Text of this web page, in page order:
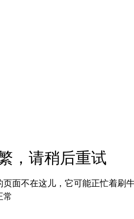
，请稍后重试
页面不在这儿，它可能正忙着刷
常